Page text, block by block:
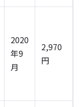
2020
年9
月
2,970
円